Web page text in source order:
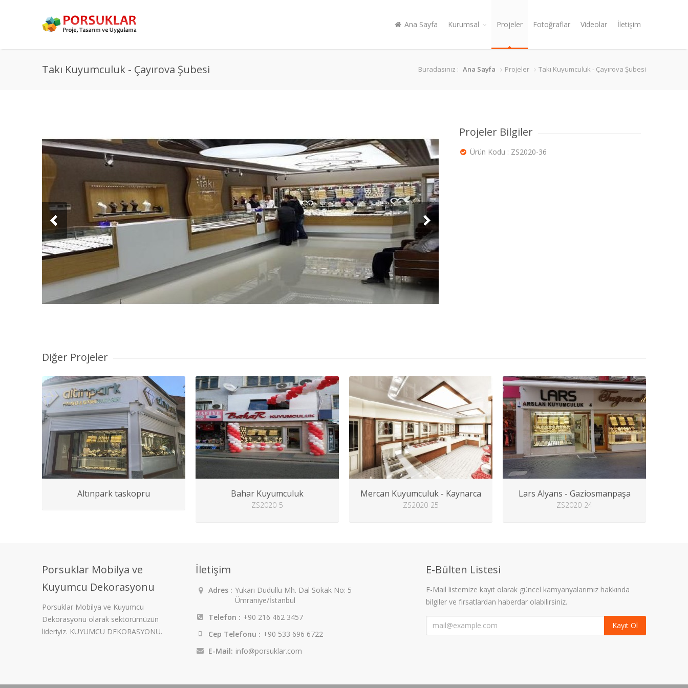
Ana Sayfa Kurumsal Projeler Fotoğraflar Videolar İletişim
Takı Kuyumculuk - Çayırova Şubesi Buradasınız : Ana Sayfa Projeler Takı Kuyumculuk - Çayırova Şubesi
Projeler Bilgiler
Ürün Kodu : ZS2020-36
Diğer Projeler
Altınpark taskopru Bahar Kuyumculuk
ZS2020-5
Mercan Kuyumculuk - Kaynarca
ZS2020-25
Lars Alyans - Gaziosmanpaşa
ZS2020-24
Porsuklar Mobilya ve
Kuyumcu Dekorasyonu
Porsuklar Mobilya ve Kuyumcu
Dekorasyonu olarak sektörümüzün
lideriyiz. KUYUMCU DEKORASYONU.
İletişim
Adres : Yukarı Dudullu Mh. Dal Sokak No: 5
Ümraniye/İstanbul
Telefon : +90 216 462 3457
Cep Telefonu : +90 533 696 6722
E-Mail: info@porsuklar.com
E-Bülten Listesi
E-Mail listemize kayıt olarak güncel kamyanyalarımız hakkında
bilgiler ve fırsatlardan haberdar olabilirsiniz.
Kayıt Ol